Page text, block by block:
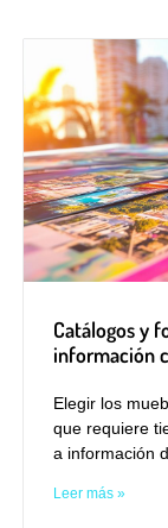
Catálogos y
información
Elegir los
que requiere
a información
Leer más »